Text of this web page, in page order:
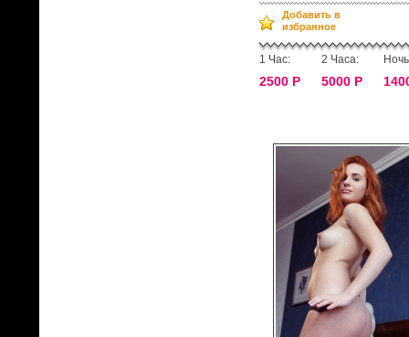
Добавить в
избранное
1 Час:
2500 Р
2 Часа:
5000 Р